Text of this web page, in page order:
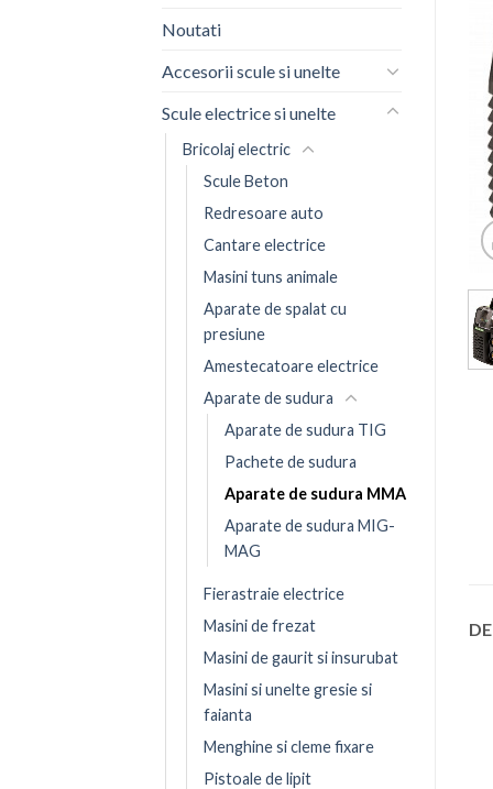
Noutati
Accesorii scule si unelte
Scule electrice si unelte
Bricolaj electric
Scule Beton
Redresoare auto
Cantare electrice
Masini tuns animale
Aparate de spalat cu
presiune
Amestecatoare electrice
Aparate de sudura
Aparate de sudura TIG
Pachete de sudura
Aparate de sudura MMA
Aparate de sudura MIG-
MAG
Fierastraie electrice
Masini de frezat
Masini de gaurit si insurubat
Masini si unelte gresie si
faianta
Menghine si cleme fixare
Pistoale de lipit